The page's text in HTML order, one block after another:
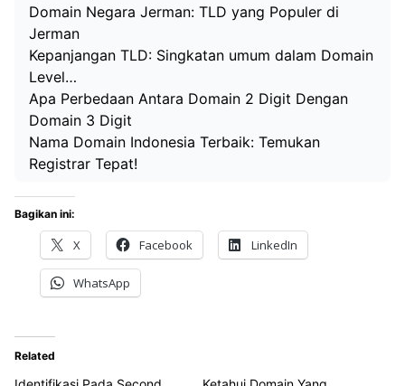
Domain Negara Jerman: TLD yang Populer di
Jerman
Kepanjangan TLD: Singkatan umum dalam Domain
Level…
Apa Perbedaan Antara Domain 2 Digit Dengan
Domain 3 Digit
Nama Domain Indonesia Terbaik: Temukan
Registrar Tepat!
Bagikan ini:
X Facebook LinkedIn
WhatsApp
Related